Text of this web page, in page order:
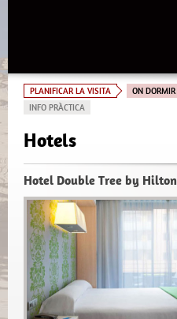
PLANIFICAR LA VISITA ON DORMIR
INFO PRÀCTICA
Hotels
Hotel Double Tree by Hilton